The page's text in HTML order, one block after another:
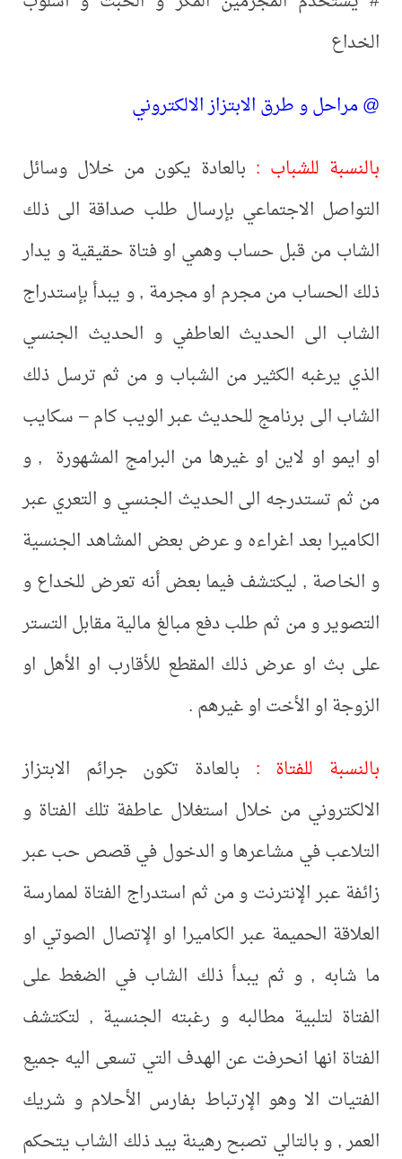
الخداع
@ مراحل و طرق الابتزاز الالكتروني
بالنسبة للشباب : بالعادة يكون من خلال وسائل
التواصل الاجتماعي بإرسال طلب صداقة الى ذلك
الشاب من قبل حساب وهمي او فتاة حقيقية و يدار
ذلك الحساب من مجرم او مجرمة , و يبدأ بإستدراج
الشاب الى الحديث العاطفي و الحديث الجنسي
الذي يرغبه الكثير من الشباب و من ثم ترسل ذلك
الشاب الى برنامج للحديث عبر الويب كام – سكايب
او ايمو او لاين او غيرها من البرامج المشهورة , و
من ثم تستدرجه الى الحديث الجنسي و التعري عبر
الكاميرا بعد اغراءه و عرض بعض المشاهد الجنسية
و الخاصة , ليكتشف فيما بعض أنه تعرض للخداع و
التصوير و من ثم طلب دفع مبالغ مالية مقابل التستر
على بث او عرض ذلك المقطع للأقارب او الأهل او
الزوجة او الأخت او غيرهم .
بالنسبة للفتاة : بالعادة تكون جرائم الابتزاز
الالكتروني من خلال استغلال عاطفة تلك الفتاة و
التلاعب في مشاعرها و الدخول في قصص حب عبر
زائفة عبر الإنترنت و من ثم استدراج الفتاة لممارسة
العلاقة الحميمة عبر الكاميرا او الإتصال الصوتي او
ما شابه , و ثم يبدأ ذلك الشاب في الضغط على
الفتاة لتلبية مطالبه و رغبته الجنسية , لتكتشف
الفتاة انها انحرفت عن الهدف التي تسعى اليه جميع
الفتيات الا وهو الإرتباط بفارس الأحلام و شريك
العمر , و بالتالي تصبح رهينة بيد ذلك الشاب يتحكم